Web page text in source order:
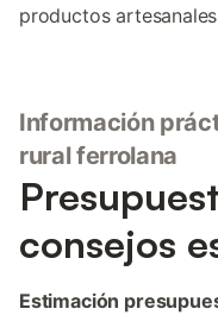
productos
Información
rural ferrolana
consejos
Estimación